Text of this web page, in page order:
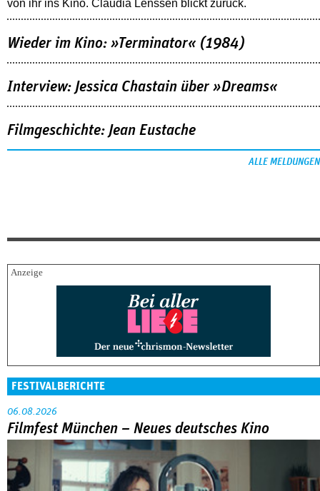
von ihr ins Kino. Claudia Lenssen blickt zurück.
Wieder im Kino: »Terminator« (1984)
Interview: Jessica Chastain über »Dreams«
Filmgeschichte: Jean Eustache
ALLE MELDUNGEN
FESTIVALBERICHTE
06.08.2026
Filmfest München – Neues deutsches Kino